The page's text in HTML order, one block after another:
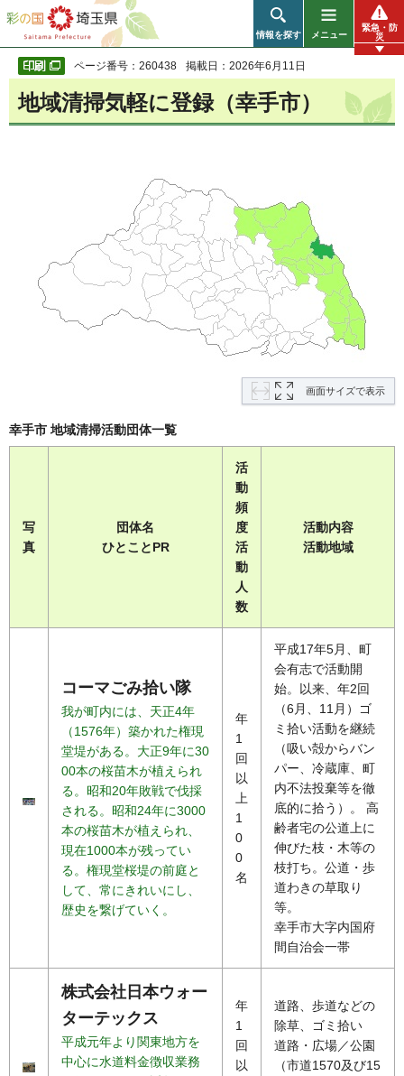
彩の国 埼玉県
情報を探す メニュー
緊急・防
災
ページ番号：260438 掲載日：2026年6月11日
地域清掃気軽に登録（幸手市）
画面サイズで表示
幸手市 地域清掃活動団体一覧
写
真
団体名
ひとことPR
活
動
頻
度
活
動
人
数
活動内容
活動地域
コーマごみ拾い隊
我が町内には、天正4年
（1576年）築かれた権現
堂堤がある。大正9年に30
00本の桜苗木が植えられ
る。昭和20年敗戦で伐採
される。昭和24年に3000
本の桜苗木が植えられ、
現在1000本が残ってい
る。権現堂桜堤の前庭と
して、常にきれいにし、
歴史を繋げていく。
年
1
回
以
上
1
0
0
名
平成17年5月、町
会有志で活動開
始。以来、年2回
（6月、11月）ゴ
ミ拾い活動を継続
（吸い殻からバン
パー、冷蔵庫、町
内不法投棄等を徹
底的に拾う）。 高
齢者宅の公道上に
伸びた枝・木等の
枝打ち。公道・歩
道わきの草取り
等。
幸手市大字内国府
間自治会一帯
株式会社日本ウォー
ターテックス
平成元年より関東地方を
中心に水道料金徴収業務
年
1
回
以
道路、歩道などの
除草、ゴミ拾い
道路・広場／公園
（市道1570及び15